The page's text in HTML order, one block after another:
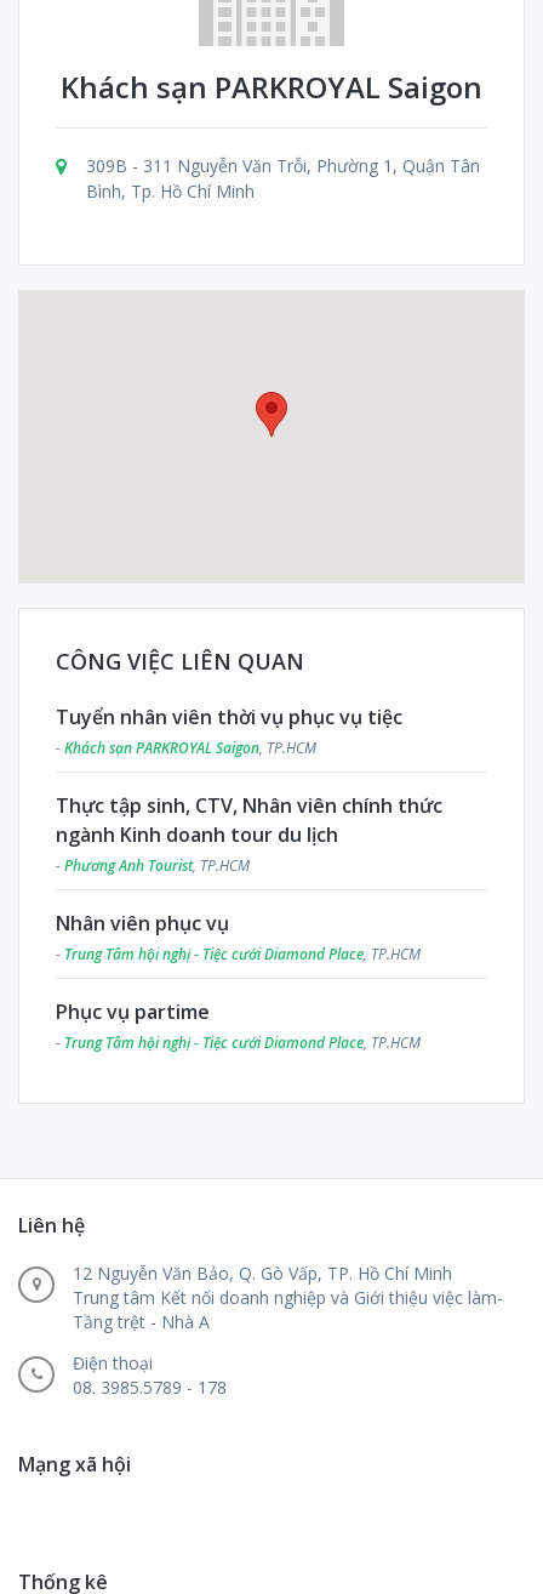
Khách sạn PARKROYAL Saigon
309B - 311 Nguyễn Văn Trỗi, Phường 1, Quận Tân
Bình, Tp. Hồ Chí Minh
CÔNG VIỆC LIÊN QUAN
Tuyển nhân viên thời vụ phục vụ tiệc
-Khách sạn PARKROYAL Saigon, TP.HCM
Thực tập sinh, CTV, Nhân viên chính thức
ngành Kinh doanh tour du lịch
-Phương Anh Tourist, TP.HCM
Nhân viên phục vụ
- Trung Tâm hội nghị - Tiệc cưới Diamond Place, TP.HCM
Phục vụ partime
- Trung Tâm hội nghị - Tiệc cưới Diamond Place, TP.HCM
Liên hệ
12 Nguyễn Văn Bảo, Q. Gò Vấp, TP. Hồ Chí Minh
Trung tâm Kết nối doanh nghiệp và Giới thiệu việc làm-
Tầng trệt - Nhà A
Điện thoại
08. 3985.5789 - 178
Mạng xã hội
Thống kê